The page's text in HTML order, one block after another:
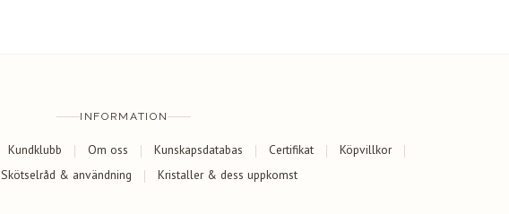
INFORMATION
Kundklubb Om oss Kunskapsdatabas Certifikat
Köpvillkor
Skötselråd & användning Kristaller & dess uppkomst